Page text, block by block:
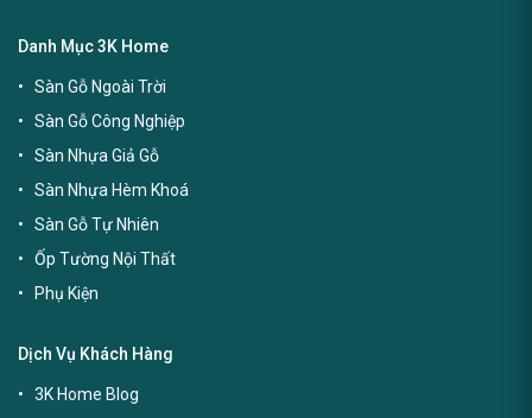
Danh Mục 3K Home
Sàn Gỗ Ngoài Trời
Sàn Gỗ Công Nghiệp
Sàn Nhựa Giả Gỗ
Sàn Nhựa Hèm Khoá
Sàn Gỗ Tự Nhiên
Ốp Tường Nội Thất
Phụ Kiện
Dịch Vụ Khách Hàng
3K Home Blog